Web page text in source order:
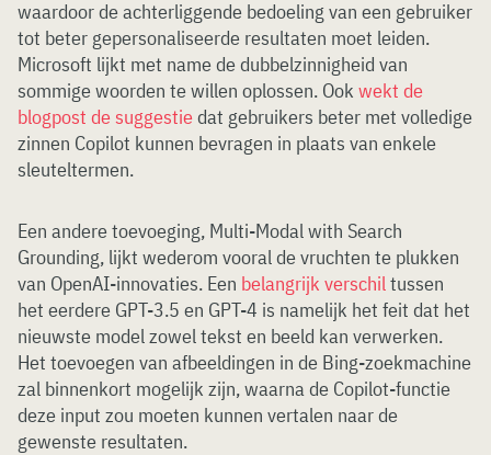
waardoor de achterliggende bedoeling van een gebruiker
tot beter gepersonaliseerde resultaten moet leiden.
Microsoft lijkt met name de dubbelzinnigheid van
sommige woorden te willen oplossen. Ook wekt de
blogpost de suggestiedat gebruikers beter met volledige
zinnen Copilot kunnen bevragen in plaats van enkele
sleuteltermen.
Een andere toevoeging, Multi-Modal with Search
Grounding, lijkt wederom vooral de vruchten te plukken
van OpenAI-innovaties. Een belangrijk verschiltussen
het eerdere GPT-3.5 en GPT-4 is namelijk het feit dat het
nieuwste model zowel tekst en beeld kan verwerken.
Het toevoegen van afbeeldingen in de Bing-zoekmachine
zal binnenkort mogelijk zijn, waarna de Copilot-functie
deze input zou moeten kunnen vertalen naar de
gewenste resultaten.